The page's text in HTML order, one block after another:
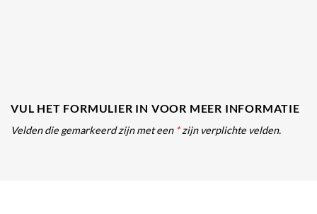
VUL HET FORMULIER IN VOOR MEER INFORMATIE
Velden die gemarkeerd zijn met een *zijn verplichte velden.